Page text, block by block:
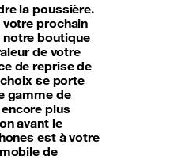
la poussière.
prochain
notre boutique
de votre
de reprise de
se porte
gamme de
plus
avant le
est à votre
de